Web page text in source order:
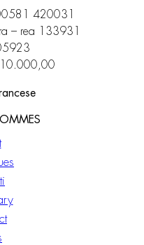
420031
– rea 133931